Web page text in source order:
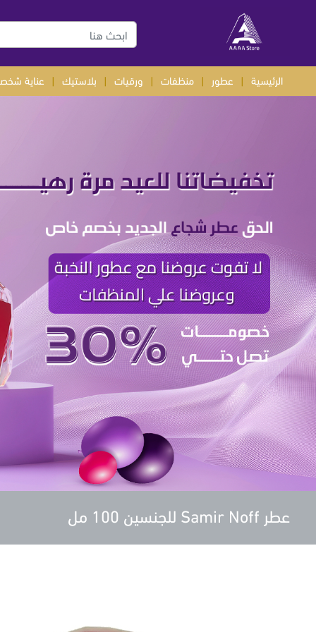
الرئيسية | عطور | منظفات | ورقيات | بلاستيك | عناية
عطر Samir Noff للجنسين 100 مل